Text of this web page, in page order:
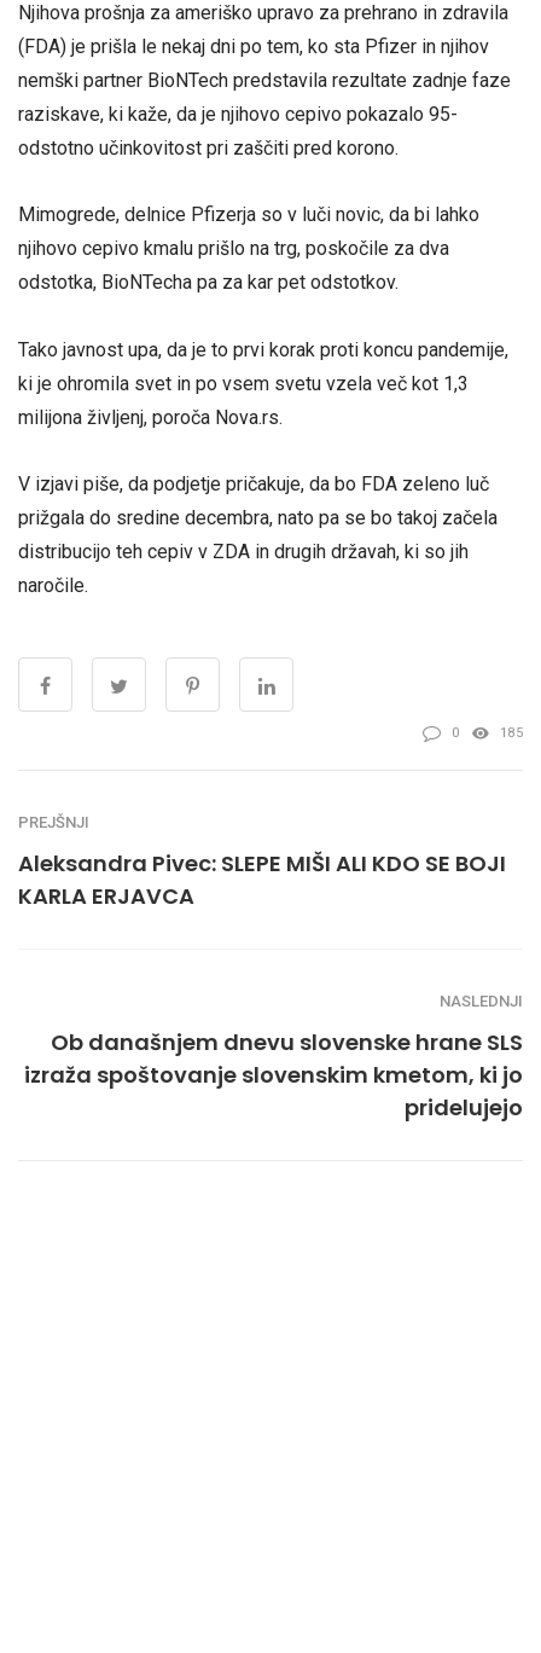
Njihova prošnja za ameriško upravo za prehrano in zdravila
(FDA) je prišla le nekaj dni po tem, ko sta Pfizer in njihov
nemški partner BioNTech predstavila rezultate zadnje faze
raziskave, ki kaže, da je njihovo cepivo pokazalo 95-
odstotno učinkovitost pri zaščiti pred korono.
Mimogrede, delnice Pfizerja so v luči novic, da bi lahko
njihovo cepivo kmalu prišlo na trg, poskočile za dva
odstotka, BioNTecha pa za kar pet odstotkov.
Tako javnost upa, da je to prvi korak proti koncu pandemije,
ki je ohromila svet in po vsem svetu vzela več kot 1,3
milijona življenj, poroča Nova.rs.
V izjavi piše, da podjetje pričakuje, da bo FDA zeleno luč
prižgala do sredine decembra, nato pa se bo takoj začela
distribucijo teh cepiv v ZDA in drugih državah, ki so jih
naročile.
0 185
PREJŠNJI
Aleksandra Pivec: SLEPE MIŠI ALI KDO SE BOJI
KARLA ERJAVCA
NASLEDNJI
Ob današnjem dnevu slovenske hrane SLS
izraža spoštovanje slovenskim kmetom, ki jo
pridelujejo